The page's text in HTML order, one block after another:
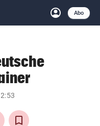
account_circle
Anmelden
Abo
close Schließen
arrow_right
arrow_right